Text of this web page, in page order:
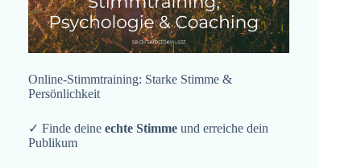
Online-Stimmtraining: Starke Stimme &
Persönlichkeit
✓ Finde deine echte Stimme und erreiche dein
Publikum